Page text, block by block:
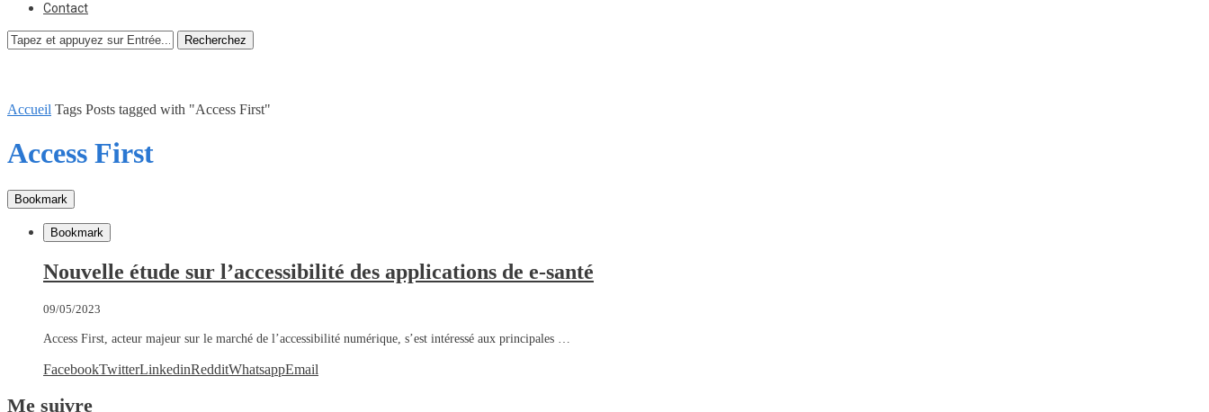
Contact
Recherchez
Accueil Tags Posts tagged with "Access First"
Access First
Bookmark
Bookmark
Nouvelle étude sur l’accessibilité des applications de e-santé
09/05/2023
Access First, acteur majeur sur le marché de l’accessibilité numérique, s’est intéressé aux principales …
FacebookTwitterLinkedinRedditWhatsappEmail
Me suivre